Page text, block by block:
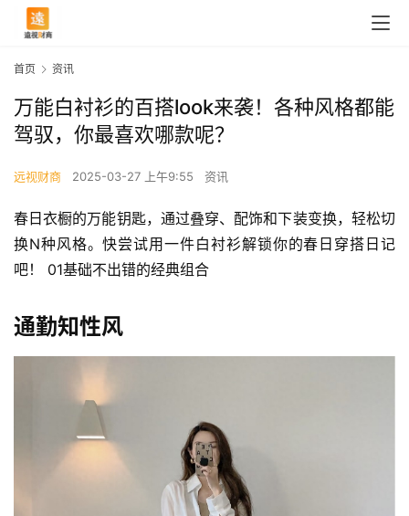
首页 资讯
万能白衬衫的百搭look来袭！各种风格都能
驾驭，你最喜欢哪款呢？
远视财商 2025-03-27 上午9:55 资讯
春日衣橱的万能钥匙，通过叠穿、配饰和下装变换，轻松切
换N种风格。快尝试用一件白衬衫解锁你的春日穿搭日记
吧！ 01基础不出错的经典组合
通勤知性风